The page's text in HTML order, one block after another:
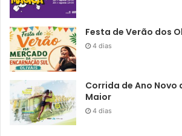
Festa de Verão dos
4 dias
Corrida de Ano Novo
Maior
4 dias